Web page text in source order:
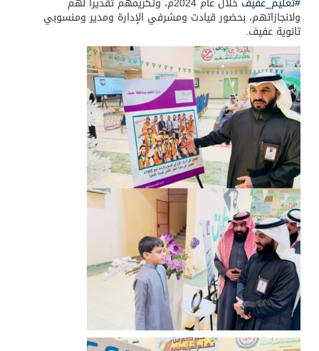
ولانجازاتهم، بحضور قيادت ومشرفي الإدارة ومدير ومنسوبي
ثانوية عفيف.